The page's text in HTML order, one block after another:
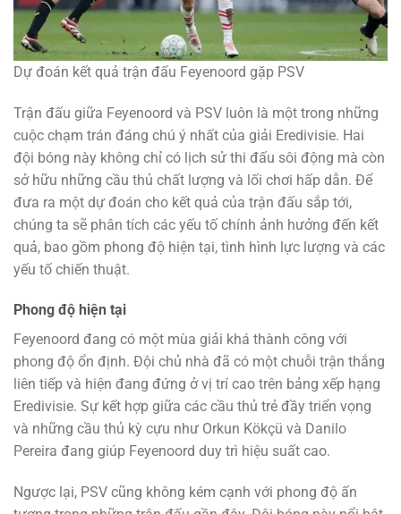
Dự đoán kết quả trận đấu Feyenoord gặp PSV
Trận đấu giữa Feyenoord và PSV luôn là một trong những
cuộc chạm trán đáng chú ý nhất của giải Eredivisie. Hai
đội bóng này không chỉ có lịch sử thi đấu sôi động mà còn
sở hữu những cầu thủ chất lượng và lối chơi hấp dẫn. Để
đưa ra một dự đoán cho kết quả của trận đấu sắp tới,
chúng ta sẽ phân tích các yếu tố chính ảnh hưởng đến kết
quả, bao gồm phong độ hiện tại, tình hình lực lượng và các
yếu tố chiến thuật.
Phong độ hiện tại
Feyenoord đang có một mùa giải khá thành công với
phong độ ổn định. Đội chủ nhà đã có một chuỗi trận thắng
liên tiếp và hiện đang đứng ở vị trí cao trên bảng xếp hạng
Eredivisie. Sự kết hợp giữa các cầu thủ trẻ đầy triển vọng
và những cầu thủ kỳ cựu như Orkun Kökçü và Danilo
Pereira đang giúp Feyenoord duy trì hiệu suất cao.
Ngược lại, PSV cũng không kém cạnh với phong độ ấn